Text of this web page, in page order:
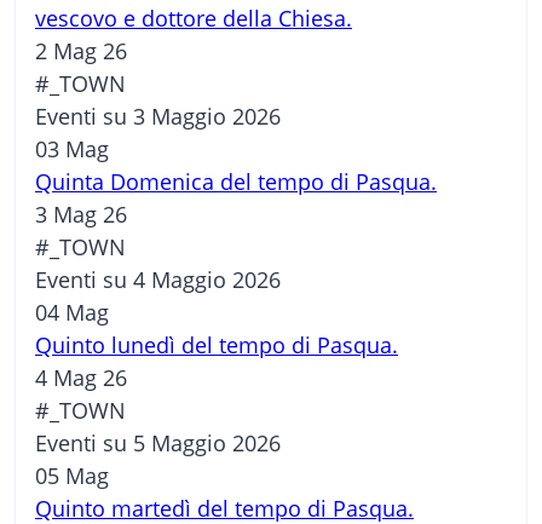
vescovo e dottore della Chiesa.
2 Mag 26
#_TOWN
Eventi su 3 Maggio 2026
03 Mag
Quinta Domenica del tempo di Pasqua.
3 Mag 26
#_TOWN
Eventi su 4 Maggio 2026
04 Mag
Quinto lunedì del tempo di Pasqua.
4 Mag 26
#_TOWN
Eventi su 5 Maggio 2026
05 Mag
Quinto martedì del tempo di Pasqua.